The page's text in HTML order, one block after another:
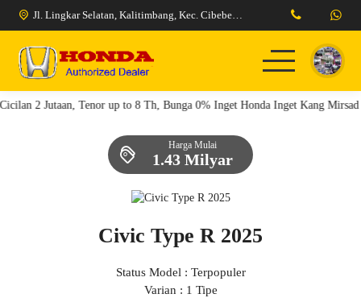
Jl. Lingkar Selatan, Kalitimbang, Kec. Cibeber, Kota Cilegon, Banten 42424
Promo Honda Serang
2 Jutaan, Tenor up to 8 Th, Bunga 0% Inget Honda Inget Kang Mirsad
Harga Mulai
1.43 Milyar
Civic Type R 2025
Status Model : Terpopuler
Varian : 1 Tipe